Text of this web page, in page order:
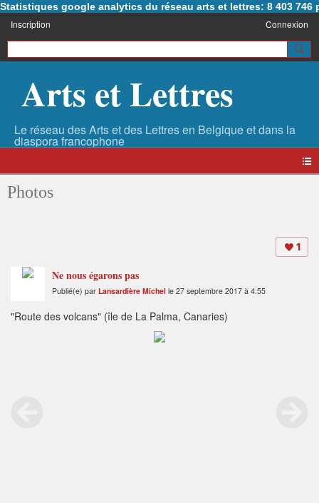
Statistiques google analytics du réseau arts et lettres: 8 403 746
Inscription Connexion
Arts et Lettres
Photos
1
Ne nous égarons pas
Publié(e) par Lansardière Michel le 27 septembre 2017 à 4:55
"Route des volcans" (île de La Palma, Canaries)